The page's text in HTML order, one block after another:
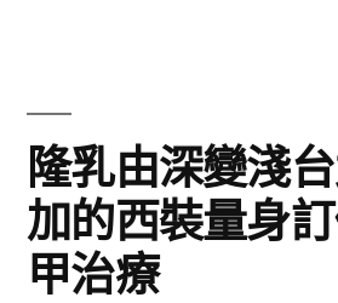
隆乳由深變淺
加的西裝量身
甲治療